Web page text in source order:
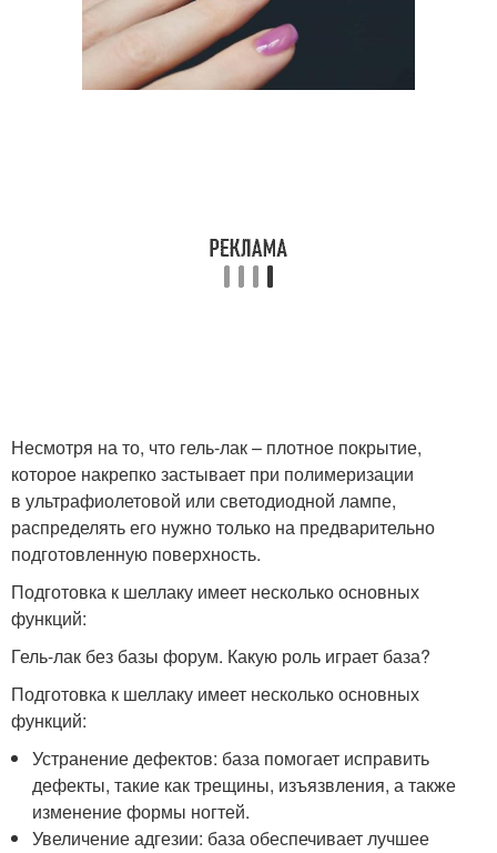
Несмотря на то, что гель-лак – плотное покрытие,
которое накрепко застывает при полимеризации
в ультрафиолетовой или светодиодной лампе,
распределять его нужно только на предварительно
подготовленную поверхность.
Подготовка к шеллаку имеет несколько основных
функций:
Гель-лак без базы форум. Какую роль играет база?
Подготовка к шеллаку имеет несколько основных
функций:
Устранение дефектов: база помогает исправить
дефекты, такие как трещины, изъязвления, а также
изменение формы ногтей.
Увеличение адгезии: база обеспечивает лучшее